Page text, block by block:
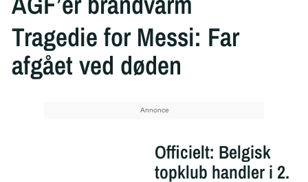
Tragedie for Messi: Far
afgået ved døden
Officielt: Belgisk
topklub handler i 2.